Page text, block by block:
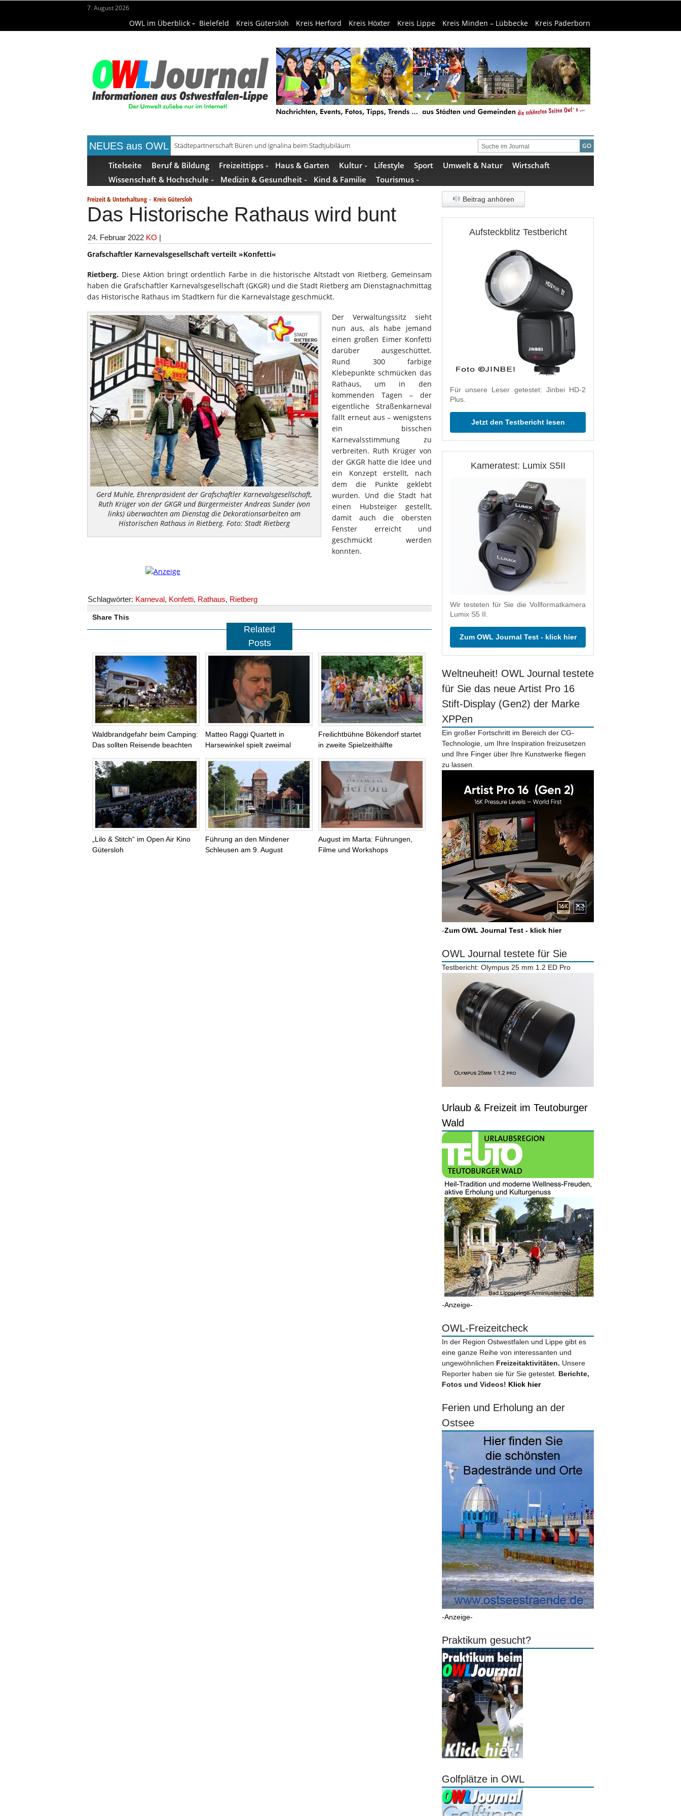
7. August 2026
OWL im Überblick Bielefeld Kreis Gütersloh Kreis Herford Kreis Höxter Kreis Lippe Kreis Minden – Lübbecke Kreis Paderborn
NEUES aus OWL Städtepartnerschaft Büren und Ignalina beim Stadtjubiläum
Kollektion Skill Sharing der HSBI in Berlin ausgezeichnet
Titelseite Beruf & Bildung Freizeittipps Haus & Garten Kultur Lifestyle Sport Umwelt & Natur
Wirtschaft
Wissenschaft & Hochschule
Medizin & Gesundheit Kind & Familie Tourismus
Freizeit & Unterhaltung - Kreis Gütersloh
Das Historische Rathaus wird bunt
24. Februar 2022 KO |
Grafschaftler Karnevalsgesellschaft verteilt »Konfetti«
Rietberg. Diese Aktion bringt ordentlich Farbe in die historische Altstadt von Rietberg. Gemeinsam
haben die Grafschaftler Karnevalsgesellschaft (GKGR) und die Stadt Rietberg am Dienstagnachmittag
das Historische Rathaus im Stadtkern für die Karnevalstage geschmückt.
Gerd Muhle, Ehrenpräsident der Grafschaftler Karnevalsgesellschaft,
Ruth Krüger von der GKGR und Bürgermeister Andreas Sunder (von
links) überwachten am Dienstag die Dekorationsarbeiten am
Historischen Rathaus in Rietberg. Foto: Stadt Rietberg
Der Verwaltungssitz sieht
nun aus, als habe jemand
einen großen Eimer Konfetti
darüber ausgeschüttet.
Rund 300 farbige
Klebepunkte schmücken das
Rathaus, um in den
kommenden Tagen – der
eigentliche Straßenkarneval
fällt erneut aus – wenigstens
ein bisschen
Karnevalsstimmung zu
verbreiten. Ruth Krüger von
der GKGR hatte die Idee und
ein Konzept erstellt, nach
dem die Punkte geklebt
wurden. Und die Stadt hat
einen Hubsteiger gestellt,
damit auch die obersten
Fenster erreicht und
geschmückt werden
konnten.
Schlagwörter: Karneval, Konfetti, Rathaus, Rietberg
Share This
Related
Posts
Waldbrandgefahr beim Camping:
Das sollten Reisende beachten
Matteo Raggi Quartett in
Harsewinkel spielt zweimal
Freilichtbühne Bökendorf startet
in zweite Spielzeithälfte
„Lilo & Stitch“ im Open Air Kino
Gütersloh
Führung an den Mindener
Schleusen am 9. August
August im Marta: Führungen,
Filme und Workshops
Beitrag anhören
Aufsteckblitz Testbericht
Für unsere Leser getestet: Jinbei HD-2
Plus.
Jetzt den Testbericht lesen
Kameratest: Lumix S5II
Wir testeten für Sie die Vollformatkamera
Lumix S5 II.
Zum OWL Journal Test - klick hier
Weltneuheit! OWL Journal testete
für Sie das neue Artist Pro 16
Stift-Display (Gen2) der Marke
XPPen
Ein großer Fortschritt im Bereich der CG-
Technologie, um Ihre Inspiration freizusetzen
und Ihre Finger über Ihre Kunstwerke fliegen
zu lassen.
-Zum OWL Journal Test - klick hier
OWL Journal testete für Sie
Testbericht: Olympus 25 mm 1.2 ED Pro
Urlaub & Freizeit im Teutoburger
Wald
-Anzeige-
OWL-Freizeitcheck
In der Region Ostwestfalen und Lippe gibt es
eine ganze Reihe von interessanten und
ungewöhnlichen Freizeitaktivitäten. Unsere
Reporter haben sie für Sie getestet. Berichte,
Fotos und Videos! Klick hier
Ferien und Erholung an der
Ostsee
-Anzeige-
Praktikum gesucht?
Golfplätze in OWL